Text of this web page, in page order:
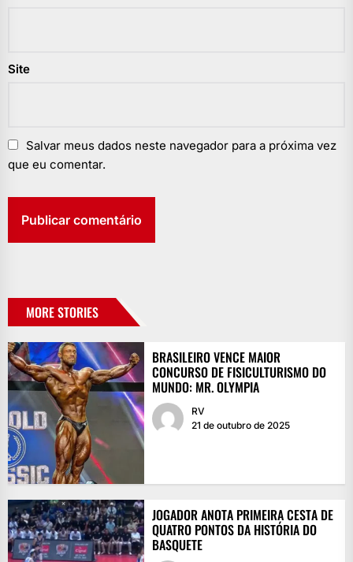
Site
Salvar meus dados neste navegador para a próxima vez
que eu comentar.
MORE STORIES
BRASILEIRO VENCE MAIOR
CONCURSO DE FISICULTURISMO DO
MUNDO: MR. OLYMPIA
RV
21 de outubro de 2025
JOGADOR ANOTA PRIMEIRA CESTA DE
QUATRO PONTOS DA HISTÓRIA DO
BASQUETE